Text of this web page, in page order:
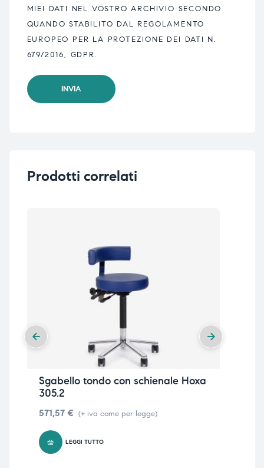
MIEI DATI NEL VOSTRO ARCHIVIO SECONDO
QUANDO STABILITO DAL REGOLAMENTO
EUROPEO PER LA PROTEZIONE DEI DATI N.
679/2016, GDPR.
Prodotti correlati
Sgabello tondo con schienale Hoxa
305.2
571,57 € (+ iva come per legge)
LEGGI TUTTO